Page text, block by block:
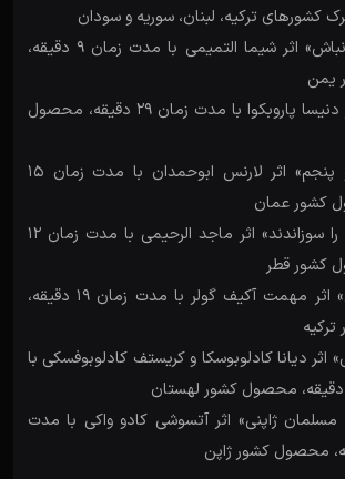
ترکیه، لبنان، سوریه و سودان
«خیلی راحت نباش» اثر شیما التمیمی با مدت زمان 9 دقیقه،
یمن
«یوستاپیا» اثر دنیسا پاروبکوا با مدت زمان 29 دقیقه، محصول
«مدار چهل و پنجم» اثر لارنس ابوحمدان با مدت زمان 15
کشور عمان
«و سپس دریا را سوزاندند» اثر ماجد الرحیمی با مدت زمان 12
کشور قطر
«آخرین عکس» اثر مهمت آکیف گولر با مدت زمان 19 دقیقه،
اثر دیانا کادلوبوسکا و کریستف کادلوبوفسکی با
ژاپنی» اثر آتسوشی کادو واکی با مدت